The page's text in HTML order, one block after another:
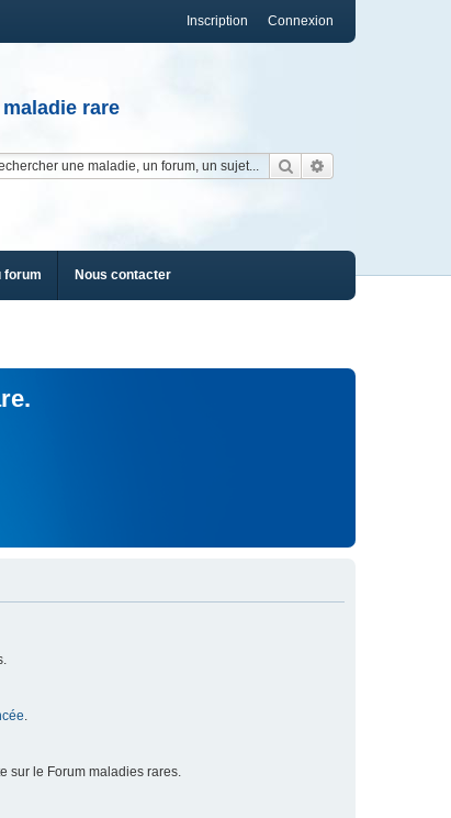
Connexion
Inscription
rare
Rechercher
forum Nous contacter
.
sur le Forum maladies rares.